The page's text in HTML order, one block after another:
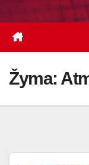
Žyma: